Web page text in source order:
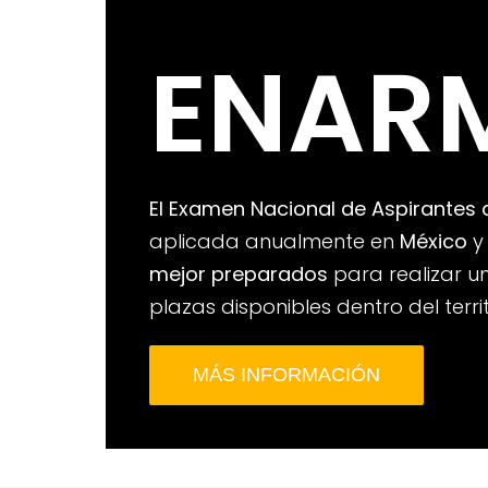
El Examen Nacional de Aspirantes
aplicada anualmente en México
mejor preparados para realizar
plazas disponibles dentro del
MÁS INFORMACIÓN